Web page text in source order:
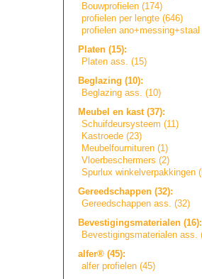
Bouwprofielen (174)
profielen per lengte (646)
profielen ano+messing+staal
Platen (15):
Platen ass. (15)
Beglazing (10):
Beglazing ass. (10)
Meubel en kast (37):
Schuifdeursysteem (11)
Kastroede (23)
Meubelfournituren (1)
Vloerbeschermers (2)
Spurlux winkelverpakkingen
Gereedschappen (32):
Gereedschappen ass. (32)
Bevestigingsmaterial en (16):
Bevestigingsmaterialen ass.
alfer® (45):
alfer profielen (45)